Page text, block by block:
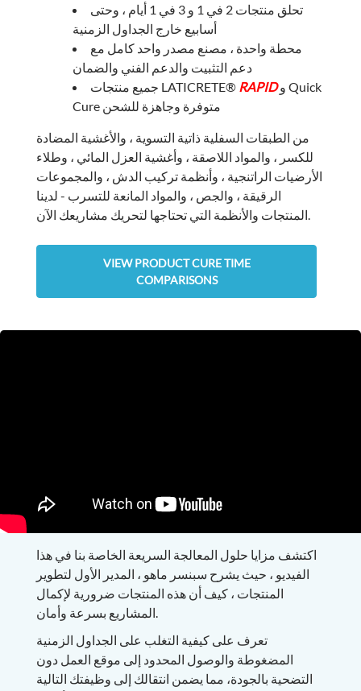
تحلق منتجات 2 في 1 و 3 في 1 أيام ، وحتى
أسابيع خارج الجداول الزمنية
محطة واحدة ، مصنع مصدر واحد كامل مع
دعم التثبيت والدعم الفني والضمان
جميع منتجات LATICRETE® RAPIDو Quick
Cure متوفرة وجاهزة للشحن
من الطبقات السفلية ذاتية التسوية ، والأغشية المضادة
للكسر ، والمواد اللاصقة ، وأغشية العزل المائي ، وطلاء
الأرضيات الراتنجية ، وأنظمة تركيب الدش ، والمجموعات
الرقيقة ، والجص ، والمواد المانعة للتسرب - لدينا
VIEW PRODUCT CURE TIME
COMPARISONS
اكتشف مزايا حلول المعالجة السريعة الخاصة بنا في هذا
الفيديو ، حيث يشرح سبنسر ماهو ، المدير الأول لتطوير
المنتجات ، كيف أن هذه المنتجات ضرورية لإكمال
المشاريع بسرعة وأمان.
تعرف على كيفية التغلب على الجداول الزمنية
المضغوطة والوصول المحدود إلى موقع العمل دون
التضحية بالجودة، مما يضمن انتقالك إلى وظيفتك التالية